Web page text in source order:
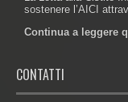
sostenere l’AICI
Continua a leggere
CONTATTI